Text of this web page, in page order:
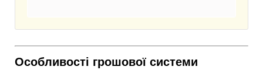
Особливості грошової системи